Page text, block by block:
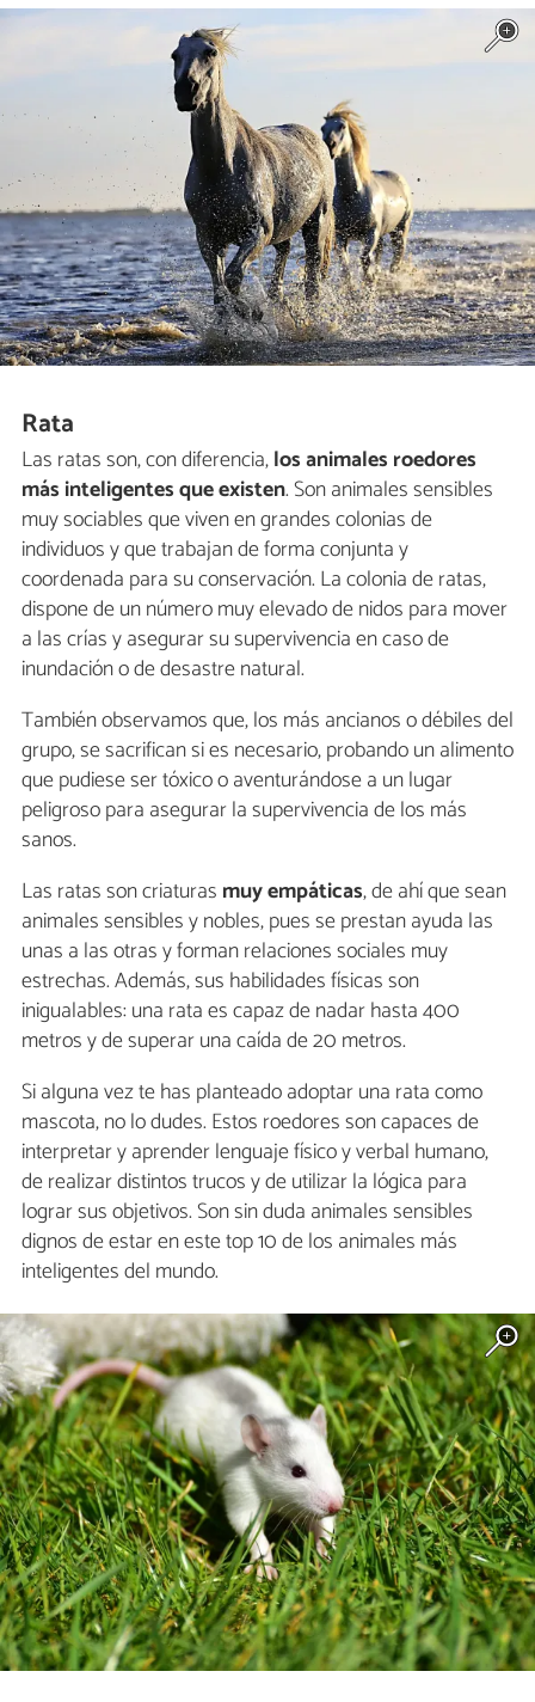
Rata
Las ratas son, con diferencia,los animales roedores
más inteligentesque existen. Son animales sensibles
muy sociables que viven en grandes colonias de
individuos y que trabajan de forma conjunta y
coordenada para su conservación. La colonia de ratas,
dispone de un número muy elevado de nidos para mover
a las crías y asegurar su supervivencia en caso de
inundación o de desastre natural.
También observamos que, los más ancianos o débiles del
grupo, se sacrifican si es necesario, probando un alimento
que pudiese ser tóxico o aventurándose a un lugar
peligroso para asegurar la supervivencia de los más
sanos.
Las ratas son criaturas muy empáticas, de ahí que sean
animales sensibles y nobles, pues se prestan ayuda las
unas a las otras y forman relaciones sociales muy
estrechas. Además, sus habilidades físicas son
inigualables: una rata es capaz de nadar hasta 400
metros y de superar una caída de 20 metros.
Si alguna vez te has planteado adoptar una rata como
mascota, no lo dudes. Estos roedores son capaces de
interpretar y aprender lenguaje físico y verbal humano,
de realizar distintos trucos y de utilizar la lógica para
lograr sus objetivos. Son sin duda animales sensibles
dignos de estar en este top 10 de los animales más
inteligentes del mundo.